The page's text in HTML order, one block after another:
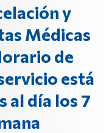
y
Médicas
de
está
al día los 7